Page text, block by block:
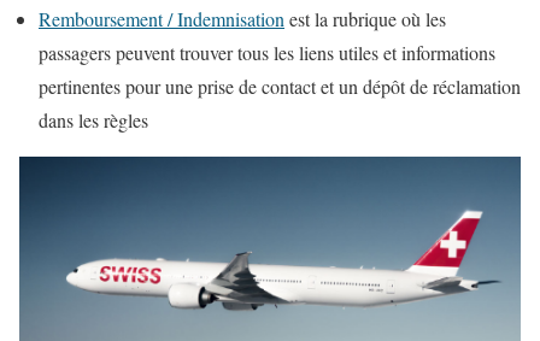
Remboursement / Indemnisationest la rubrique où les
passagers peuvent trouver tous les liens utiles et informations
pertinentes pour une prise de contact et un dépôt de réclamation
dans les règles